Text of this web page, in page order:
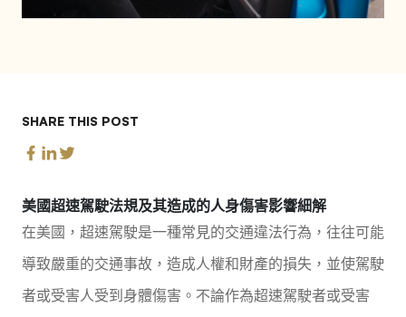
SHARE THIS POST
美國超速駕駛法規及其造成的人身傷害影響細解
在美國，超速駕駛是一種常見的交通違法行為，往往可能
導致嚴重的交通事故，造成人權和財產的損失，並使駕駛
者或受害人受到身體傷害。不論作為超速駕駛者或受害